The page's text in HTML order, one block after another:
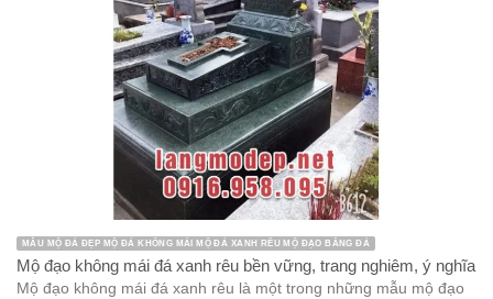
MẪU MỘ ĐÁ ĐẸP MỘ ĐÁ KHÔNG MÁI MỘ ĐÁ XANH RÊU MỘ ĐẠO BẰNG ĐÁ
Mộ đạo không mái đá xanh rêu bền vững, trang nghiêm, ý nghĩa
Mộ đạo không mái đá xanh rêu là một trong những mẫu mộ đạo